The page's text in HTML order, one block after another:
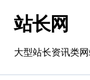
站长网
大型站长资讯类网